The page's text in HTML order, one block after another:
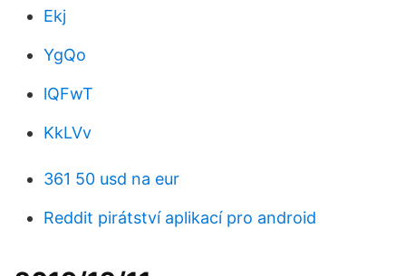
Ekj
YgQo
lQFwT
KkLVv
361 50 usd na eur
Reddit pirátství aplikací pro android